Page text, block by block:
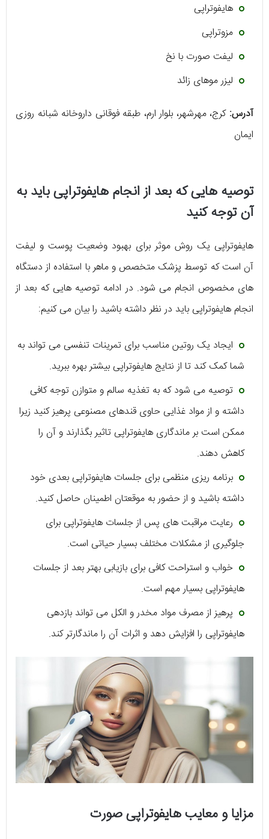
هایفوتراپی
مزوتراپی
لیفت صورت با نخ
لیزر موهای زائد
آدرس:کرج، مهرشهر، بلوار ارم، طبقه فوقانی داروخانه شبانه روزی
ایمان
توصیه هایی که بعد از انجام هایفوتراپی باید به
آن توجه کنید
هایفوتراپی یک روش موثر برای بهبود وضعیت پوست و لیفت
آن است که توسط پزشک متخصص و ماهر با استفاده از دستگاه
های مخصوص انجام می شود. در ادامه توصیه هایی که بعد از
انجام هایفوتراپی باید در نظر داشته باشید را بیان می کنیم:
ایجاد یک روتین مناسب برای تمرینات تنفسی می تواند به
شما کمک کند تا از نتایج هایفوتراپی بیشتر بهره ببرید.
توصیه می شود که به تغذیه سالم و متوازن توجه کافی
داشته و از مواد غذایی حاوی قندهای مصنوعی پرهیز کنید زیرا
ممکن است بر ماندگاری هایفوتراپی تاثیر بگذارند و آن را
کاهش دهند.
برنامه ریزی منظمی برای جلسات هایفوتراپی بعدی خود
داشته باشید و از حضور به موقعتان اطمینان حاصل کنید.
رعایت مراقبت های پس از جلسات هایفوتراپی برای
جلوگیری از مشکلات مختلف بسیار حیاتی است.
خواب و استراحت کافی برای بازیابی بهتر بعد از جلسات
هایفوتراپی بسیار مهم است.
پرهیز از مصرف مواد مخدر و الکل می تواند بازدهی
هایفوتراپی را افزایش دهد و اثرات آن را ماندگارتر کند.
مزایا و معایب هایفوتراپی صورت